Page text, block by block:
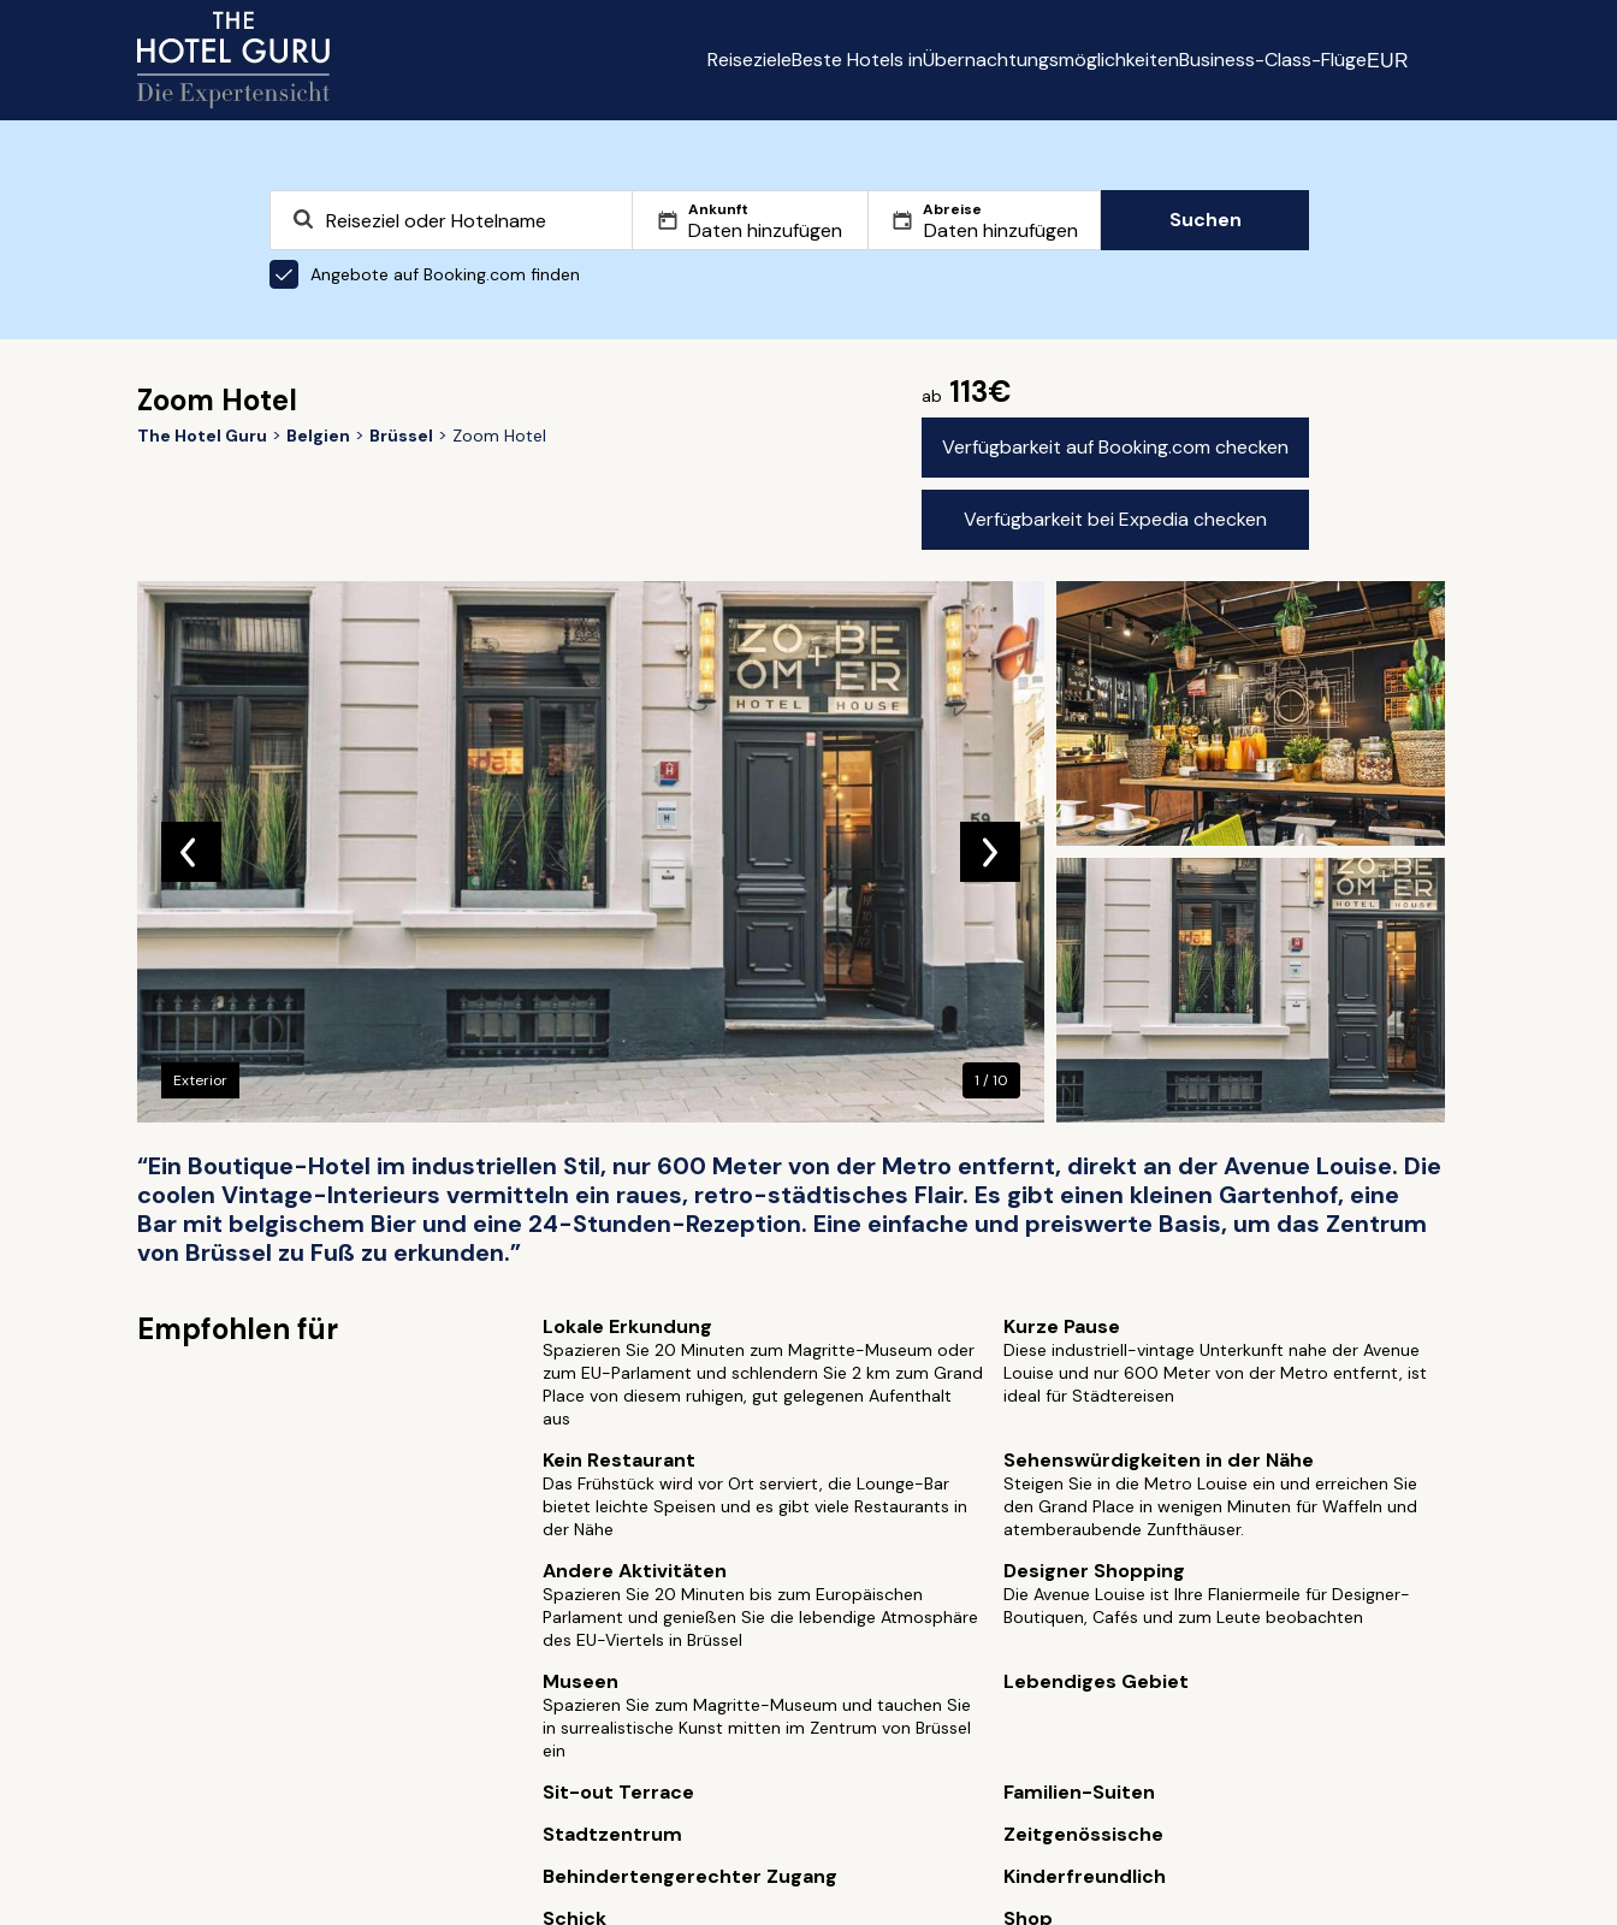
ReisezieleBeste Hotels inÜbernachtungsmöglichkeitenBusiness-Class-FlügeEUR
Ankunft Abreise
Angebote auf Booking.com finden
Suchen
Zoom Hotel
The Hotel Guru Belgien Brüssel Zoom Hotel
ab 113€
Verfügbarkeit auf Booking.com checken
Verfügbarkeit bei Expedia checken
Exterior 1 / 10
“Ein Boutique-Hotel im industriellen Stil, nur 600 Meter von der Metro entfernt, direkt an der Avenue Louise. Die
coolen Vintage-Interieurs vermitteln ein raues, retro-städtisches Flair. Es gibt einen kleinen Gartenhof, eine
Bar mit belgischem Bier und eine 24-Stunden-Rezeption. Eine einfache und preiswerte Basis, um das Zentrum
von Brüssel zu Fuß zu erkunden.”
Empfohlen für Lokale Erkundung
Spazieren Sie 20 Minuten zum Magritte-Museum oder
zum EU-Parlament und schlendern Sie 2 km zum Grand
Place von diesem ruhigen, gut gelegenen Aufenthalt
aus
Kurze Pause
Diese industriell-vintage Unterkunft nahe der Avenue
Louise und nur 600 Meter von der Metro entfernt, ist
ideal für Städtereisen
Kein Restaurant
Das Frühstück wird vor Ort serviert, die Lounge-Bar
bietet leichte Speisen und es gibt viele Restaurants in
der Nähe
Sehenswürdigkeiten in der Nähe
Steigen Sie in die Metro Louise ein und erreichen Sie
den Grand Place in wenigen Minuten für Waffeln und
atemberaubende Zunfthäuser.
Andere Aktivitäten
Spazieren Sie 20 Minuten bis zum Europäischen
Parlament und genießen Sie die lebendige Atmosphäre
des EU-Viertels in Brüssel
Designer Shopping
Die Avenue Louise ist Ihre Flaniermeile für Designer-
Boutiquen, Cafés und zum Leute beobachten
Museen
Spazieren Sie zum Magritte-Museum und tauchen Sie
in surrealistische Kunst mitten im Zentrum von Brüssel
ein
Lebendiges Gebiet
Sit-out Terrace
Familien-Suiten
Stadtzentrum
Zeitgenössische
Behindertengerechter Zugang
Kinderfreundlich
Schick
Shop